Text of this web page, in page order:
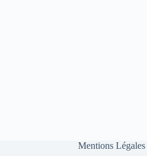
Mentions Légales